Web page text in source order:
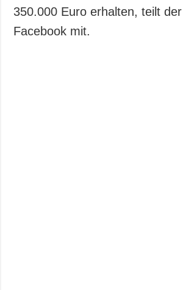
Veröffentlichungen
Interview
350.000 Euro erhalten, teilt
Facebook mit.